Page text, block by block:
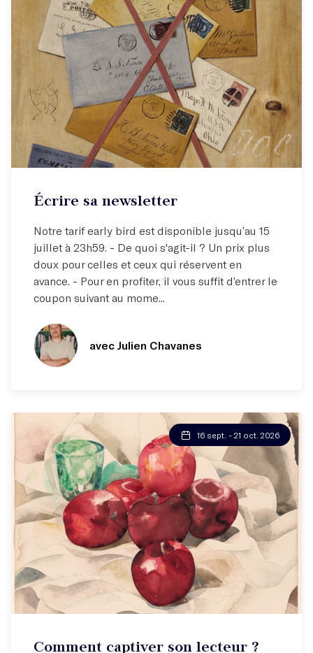
Écrivez votre newsletter !
Écrire sa newsletter
Notre tarif early bird est disponible jusqu’au 15
juillet à 23h59. - De quoi s'agit-il ? Un prix plus
doux pour celles et ceux qui réservent en
avance. - Pour en profiter, il vous suffit d’entrer le
coupon suivant au mome...
avec Julien Chavanes
Retenir l'attention, tenir en haleine !
16 sept. - 21 oct. 2026
Comment captiver son lecteur ?